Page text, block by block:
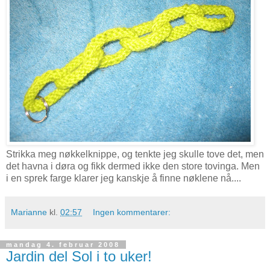
Strikka meg nøkkelknippe, og tenkte jeg skulle tove det, men
det havna i døra og fikk dermed ikke den store tovinga. Men
i en sprek farge klarer jeg kanskje å finne nøklene nå....
Marianne kl. 02:57 Ingen kommentarer:
mandag 4. februar 2008
Jardin del Sol i to uker!